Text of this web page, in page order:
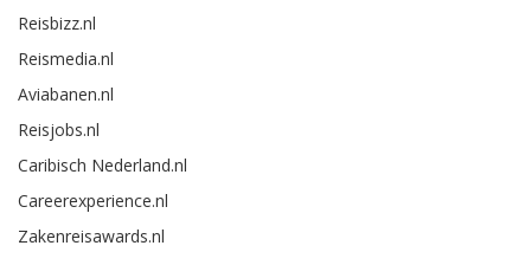
Reisbizz.nl
Reismedia.nl
Aviabanen.nl
Reisjobs.nl
Caribisch Nederland.nl
Careerexperience.nl
Zakenreisawards.nl